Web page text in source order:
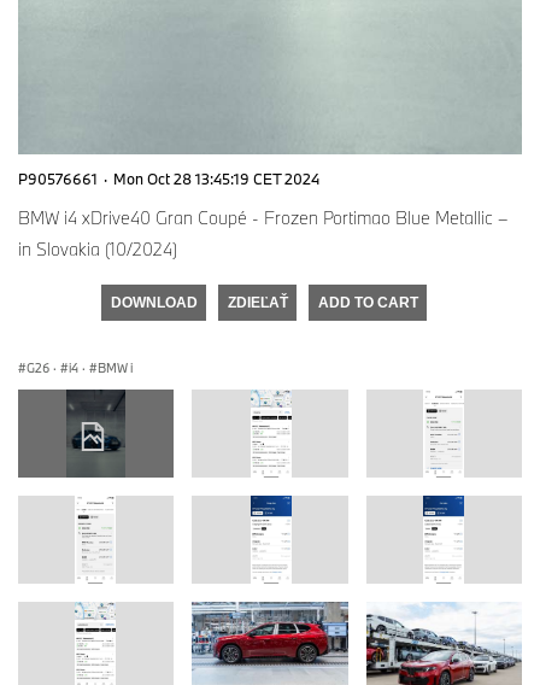
P90576661 · Mon Oct 28 13:45:19 CET 2024
BMW i4 xDrive40 Gran Coupé - Frozen Portimao Blue Metallic –
in Slovakia (10/2024)
DOWNLOAD ZDIEĽAŤ ADD TO CART
G26 · i4 · BMW i